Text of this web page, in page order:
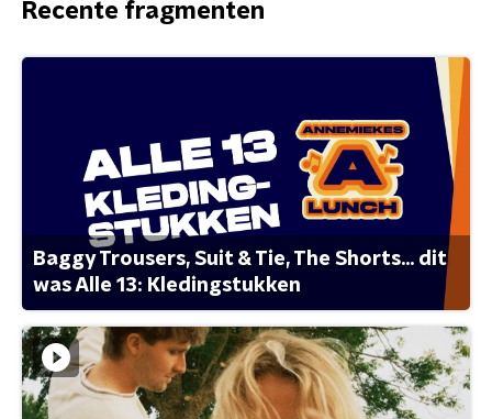
Recente fragmenten
Baggy Trousers, Suit & Tie, The Shorts... dit
was Alle 13: Kledingstukken